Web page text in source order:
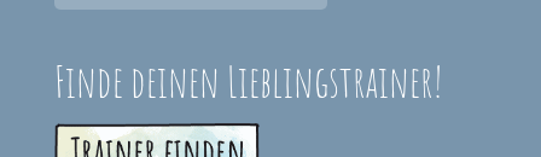
Finde deinen Lieblingstrainer!